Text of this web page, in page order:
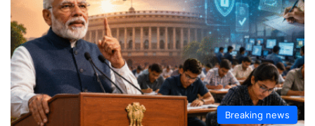
Breaking news